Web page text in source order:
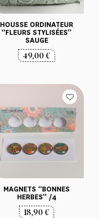
HOUSSE ORDINATEUR
“FLEURS STYLISÉES”
SAUGE
49,00€
MAGNETS “BONNES
HERBES” /4
18,90€